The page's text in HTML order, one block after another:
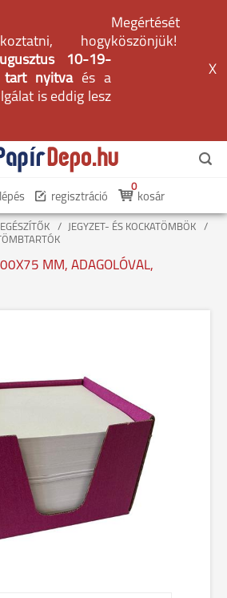
hogy
10-19-
tart nyitvaés a
is eddig lesz
Megértését
köszönjük!
X
regisztráció kosár
0
JEGYZET- ÉS KOCKATÖMBÖK
MM, ADAGOLÓVAL,